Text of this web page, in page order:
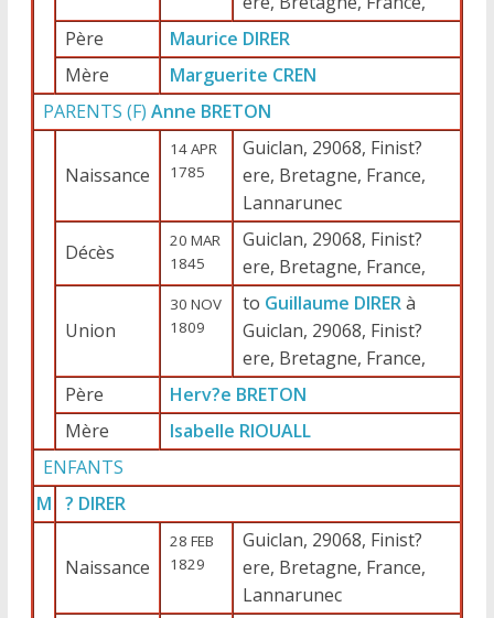
Père
Maurice DIRER
Mère
Marguerite CREN
PARENTS (F) Anne BRETON
Naissance
14 APR
1785
Guiclan, 29068, Finist?
ere, Bretagne, France,
Lannarunec
Décès
20 MAR
1845
Guiclan, 29068, Finist?
ere, Bretagne, France,
Union
30 NOV
1809
to Guillaume DIRERà
Guiclan, 29068, Finist?
ere, Bretagne, France,
Père
Herv?e BRETON
Mère
Isabelle RIOUALL
ENFANTS
M ? DIRER
Naissance
28 FEB
1829
Guiclan, 29068, Finist?
ere, Bretagne, France,
Lannarunec